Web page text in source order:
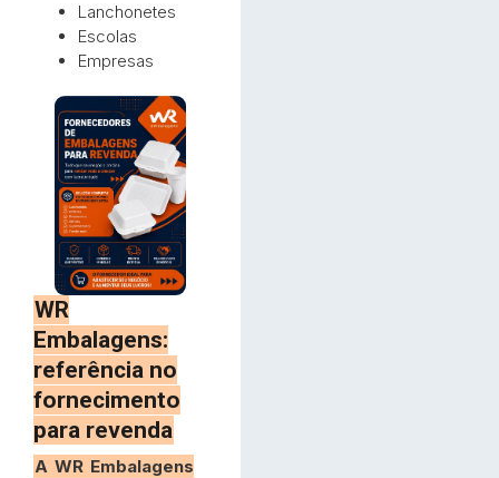
Lanchonetes
Escolas
Empresas
WR
Embalagens:
referência no
fornecimento
para revenda
A WR Embalagens